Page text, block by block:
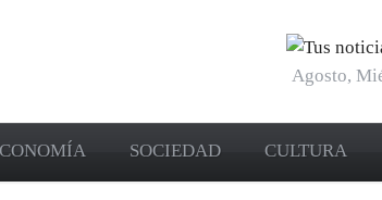
Agosto,
SOCIEDAD CULTURA